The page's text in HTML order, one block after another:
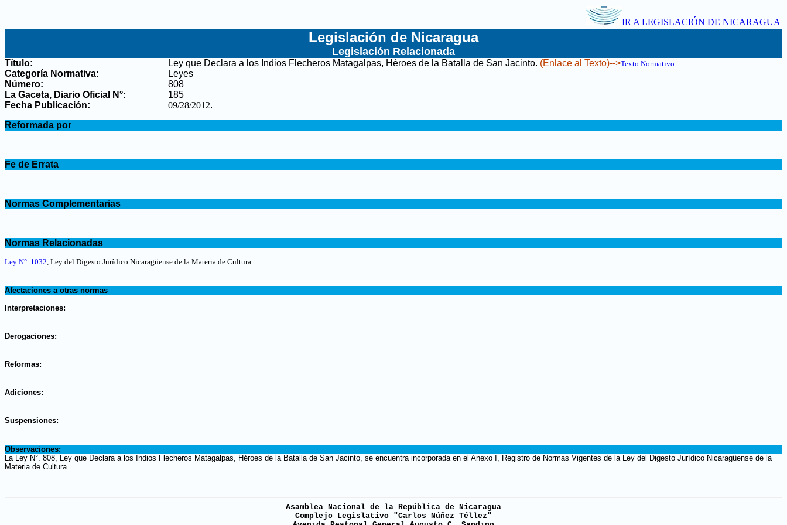
IR A LEGISLACIÓN DE NICARAGUA
Legislación de Nicaragua
Legislación Relacionada
Título: Ley que Declara a los Indios Flecheros Matagalpas, Héroes de la Batalla de San Jacinto. (Enlace al Texto)-->Texto Normativo
Categoría Normativa:
Leyes
Número:
808
La Gaceta, Diario Oficial N°:
185
Fecha Publicación:
09/28/2012.
Reformada por
Fe de Errata
Normas Complementarias
Normas Relacionadas
Ley N°. 1032, Ley del Digesto Jurídico Nicaragüense de la Materia de Cultura.
Afectaciones a otras normas
Interpretaciones:
Derogaciones:
Reformas:
Adiciones:
Suspensiones:
Observaciones:
La Ley N°. 808, Ley que Declara a los Indios Flecheros Matagalpas, Héroes de la Batalla de San Jacinto, se encuentra incorporada en el Anexo I, Registro de Normas Vigentes de la Ley del Digesto Jurídico Nicaragüense de la
Materia de Cultura.
Asamblea Nacional de la República de Nicaragua
Complejo Legislativo "Carlos Núñez Téllez"